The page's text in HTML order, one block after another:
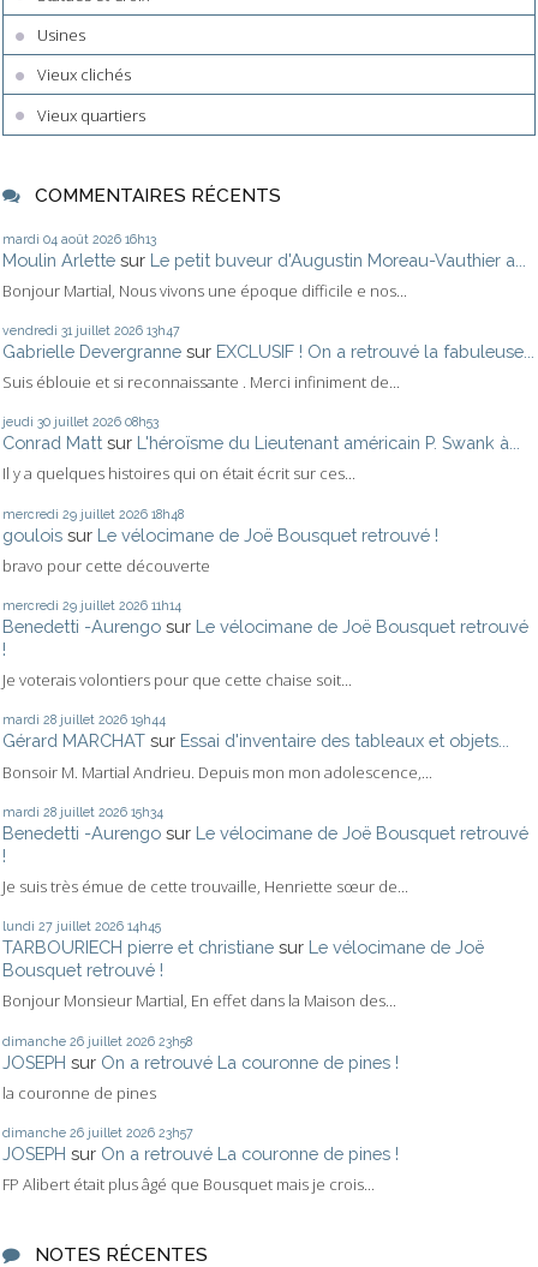
Usines
Vieux clichés
Vieux quartiers
COMMENTAIRES RÉCENTS
mardi 04 août 2026 16h13
Moulin Arlette sur Le petit buveur d'Augustin Moreau-Vauthier a...
Bonjour Martial, Nous vivons une époque difficile e nos...
vendredi 31 juillet 2026 13h47
Gabrielle Devergranne sur EXCLUSIF ! On a retrouvé la fabuleuse...
Suis éblouie et si reconnaissante . Merci infiniment de...
jeudi 30 juillet 2026 08h53
Conrad Matt sur L'héroïsme du Lieutenant américain P. Swank à...
Il y a quelques histoires qui on était écrit sur ces...
mercredi 29 juillet 2026 18h48
goulois sur Le vélocimane de Joë Bousquet retrouvé !
bravo pour cette découverte
mercredi 29 juillet 2026 11h14
Benedetti -Aurengo sur Le vélocimane de Joë Bousquet retrouvé
!
Je voterais volontiers pour que cette chaise soit...
mardi 28 juillet 2026 19h44
Gérard MARCHAT sur Essai d'inventaire des tableaux et objets...
Bonsoir M. Martial Andrieu. Depuis mon mon adolescence,...
mardi 28 juillet 2026 15h34
Benedetti -Aurengo sur Le vélocimane de Joë Bousquet retrouvé
!
Je suis très émue de cette trouvaille, Henriette sœur de...
lundi 27 juillet 2026 14h45
TARBOURIECH pierre et christiane sur Le vélocimane de Joë
Bousquet retrouvé !
Bonjour Monsieur Martial, En effet dans la Maison des...
dimanche 26 juillet 2026 23h58
JOSEPH sur On a retrouvé La couronne de pines !
la couronne de pines
dimanche 26 juillet 2026 23h57
JOSEPH sur On a retrouvé La couronne de pines !
FP Alibert était plus âgé que Bousquet mais je crois...
NOTES RÉCENTES